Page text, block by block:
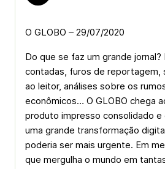
O GLOBO – 29/07/2020
Do que se faz um grande
contadas, furos de reportagem,
ao leitor, análises sobre os
econômicos… O GLOBO chega
produto impresso consolidado e
uma grande transformação
poderia ser mais urgente. Em
que mergulha o mundo em